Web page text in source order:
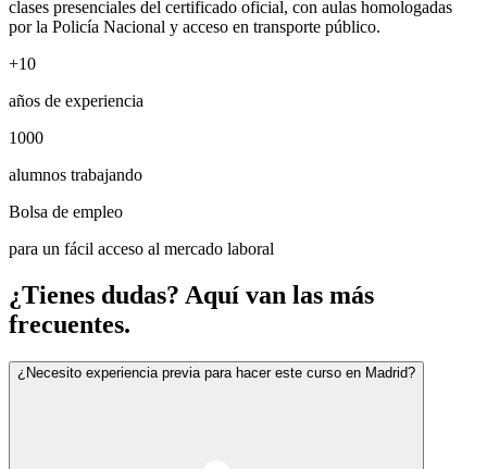
clases presenciales del certificado oficial, con aulas homologadas
por la Policía Nacional y acceso en transporte público.
+10
años de experiencia
1000
alumnos trabajando
Bolsa de empleo
para un fácil acceso al mercado laboral
¿Tienes dudas? Aquí van las más
frecuentes.
¿Necesito experiencia previa para hacer este curso en Madrid?